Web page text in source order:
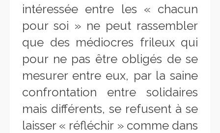
intéressée entre les « chacun
pour soi » ne peut rassembler
que des médiocres frileux qui
pour ne pas être obligés de se
mesurer entre eux, par la saine
confrontation entre solidaires
mais différents, se refusent à se
laisser « réfléchir » comme dans